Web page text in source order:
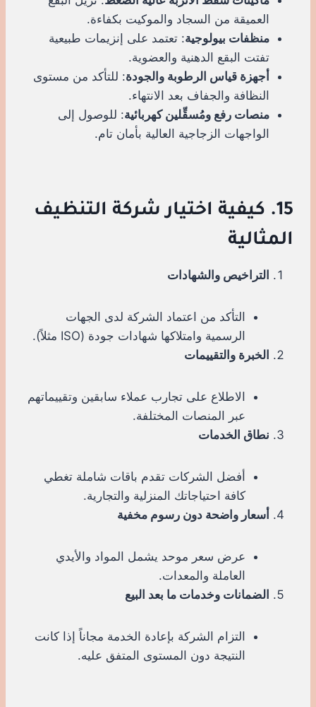
العميقة من السجاد والموكيت بكفاءة.
منظفات بيولوجية: تعتمد على إنزيمات طبيعية
تفتت البقع الدهنية والعضوية.
أجهزة قياس الرطوبة والجودة: للتأكد من مستوى
النظافة والجفاف بعد الانتهاء.
منصات رفع ومُسقِّلين كهربائية: للوصول إلى
الواجهات الزجاجية العالية بأمان تام.
15. كيفية اختيار شركة التنظيف
المثالية
التراخيص والشهادات
التأكد من اعتماد الشركة لدى الجهات
الرسمية وامتلاكها شهادات جودة (ISO مثلاً).
الخبرة والتقييمات
الاطلاع على تجارب عملاء سابقين وتقييماتهم
عبر المنصات المختلفة.
نطاق الخدمات
أفضل الشركات تقدم باقات شاملة تغطي
كافة احتياجاتك المنزلية والتجارية.
أسعار واضحة دون رسوم مخفية
عرض سعر موحد يشمل المواد والأيدي
العاملة والمعدات.
الضمانات وخدمات ما بعد البيع
التزام الشركة بإعادة الخدمة مجاناً إذا كانت
النتيجة دون المستوى المتفق عليه.